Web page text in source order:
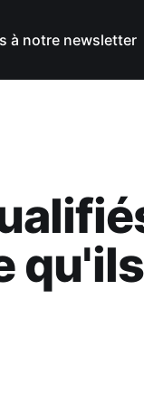
à notre newsletter
qu'ils